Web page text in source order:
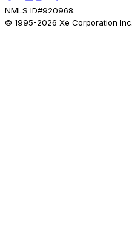
NMLS ID#920968.
© 1995-2026 Xe Corporation Inc.